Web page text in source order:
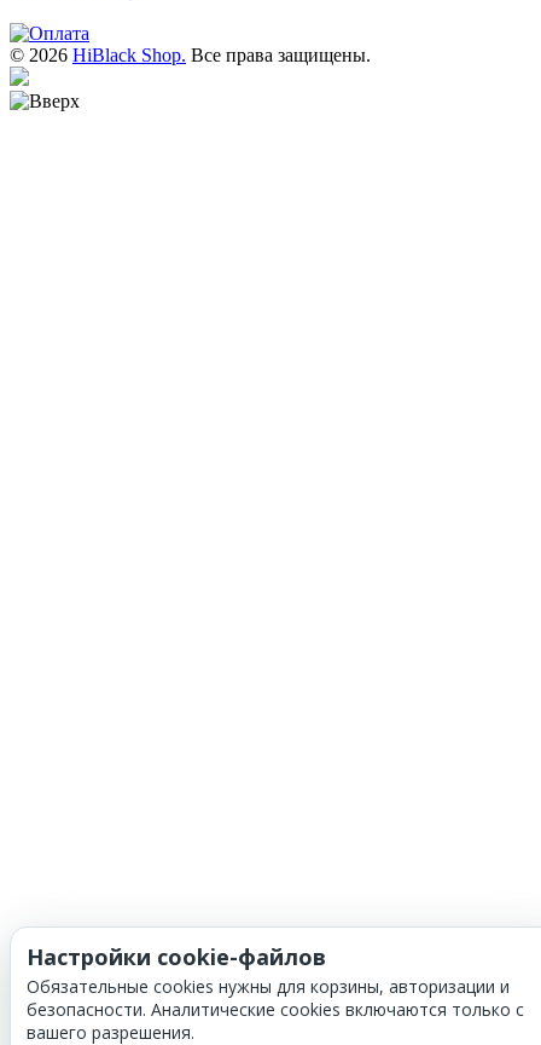
© 2026 HiBlack Shop. Все права защищены.
Настройки cookie-файлов
Обязательные cookies нужны для корзины, авторизации и
безопасности. Аналитические cookies включаются только с
вашего разрешения.